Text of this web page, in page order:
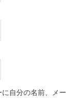
自分の名前、メー